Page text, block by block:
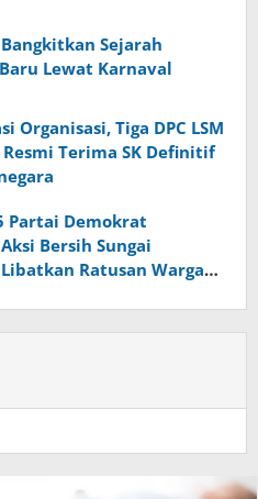
Bangkitkan Sejarah
Lewat Karnaval
Organisasi, Tiga DPC LSM
Resmi Terima SK Definitif
Bersih Sungai
Ratusan Warga